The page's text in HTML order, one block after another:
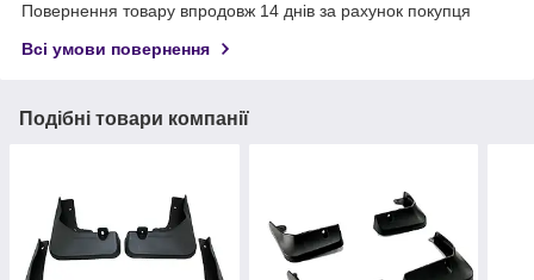
Повернення товару впродовж 14 днів за рахунок покупця
Всі умови повернення
Подібні товари компанії